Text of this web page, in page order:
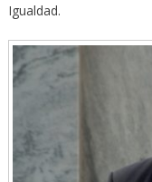
Igualdad.